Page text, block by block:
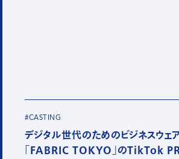
#CASTING
デジタル世代のためのビジネスウェ
「FABRIC TOKYO」のTikTok